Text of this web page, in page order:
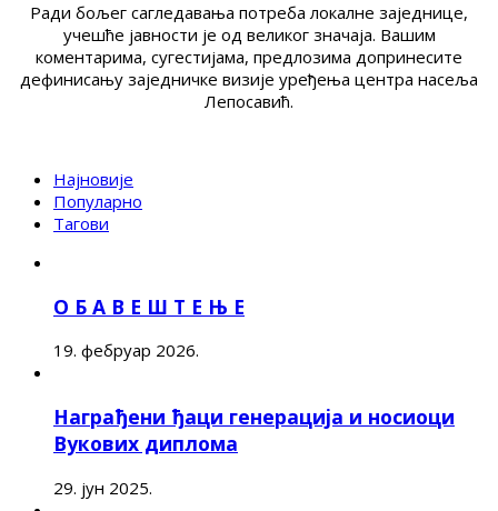
Ради бољег сагледавања потреба локалне заједнице,
учешће јавности је од великог значаја. Вашим
коментарима, сугестијама, предлозима допринесите
дефинисању заједничке визије уређења центра насеља
Лепосавић.
Најновије
Популарно
Тагови
О Б А В Е Ш Т Е Њ Е
19. фебруар 2026.
Награђени ђаци генерација и носиоци
Вукових диплома
29. јун 2025.